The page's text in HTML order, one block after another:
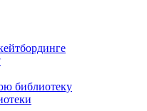
библиотеку